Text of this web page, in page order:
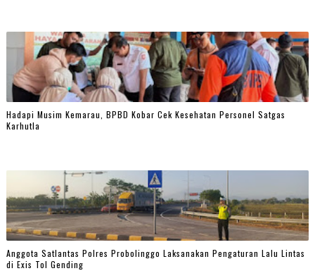
Hadapi Musim Kemarau, BPBD Kobar Cek Kesehatan Personel Satgas
Karhutla
Anggota Satlantas Polres Probolinggo Laksanakan Pengaturan Lalu Lintas
di Exis Tol Gending